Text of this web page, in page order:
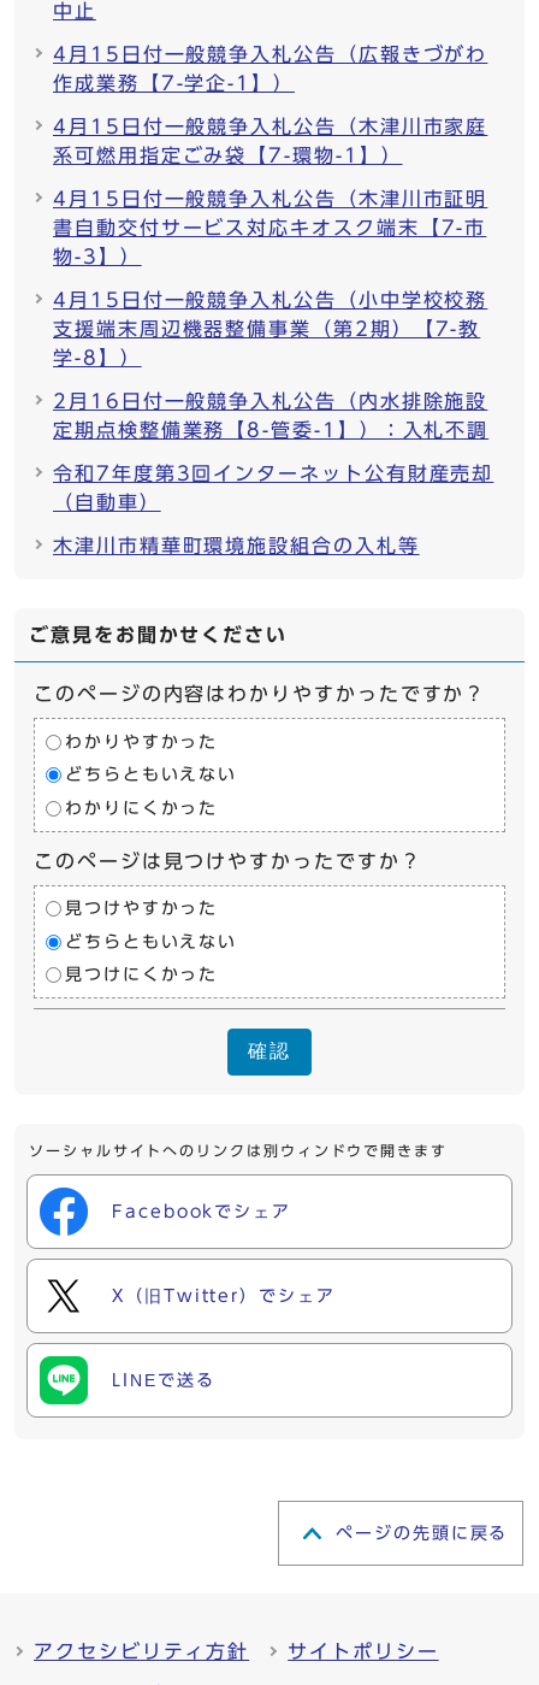
中止
4月15日付一般競争入札公告（広報きづがわ
作成業務【7-学企-1】）
4月15日付一般競争入札公告（木津川市家庭
系可燃用指定ごみ袋【7-環物-1】）
4月15日付一般競争入札公告（木津川市証明
書自動交付サービス対応キオスク端末【7-市
物-3】）
4月15日付一般競争入札公告（小中学校校務
支援端末周辺機器整備事業（第2期）【7-教
学-8】）
2月16日付一般競争入札公告（内水排除施設
定期点検整備業務【8-管委-1】）：入札不調
令和7年度第3回インターネット公有財産売却
（自動車）
木津川市精華町環境施設組合の入札等
ご意見をお聞かせください
このページの内容はわかりやすかったですか？
わかりやすかった
どちらともいえない
わかりにくかった
このページは見つけやすかったですか？
見つけやすかった
どちらともいえない
見つけにくかった
確認
ソーシャルサイトへのリンクは別ウィンドウで開きます
Facebookでシェア
X（旧Twitter）でシェア
LINEで送る
ページの先頭に戻る
アクセシビリティ方針 サイトポリシー